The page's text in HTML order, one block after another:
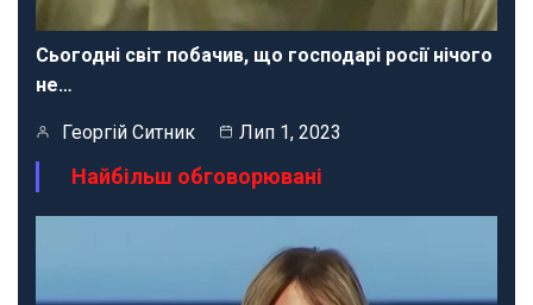
Сьогодні світ побачив, що господарі росії нічого
не…
Георгій Ситник Лип 1, 2023
Найбільш обговорювані